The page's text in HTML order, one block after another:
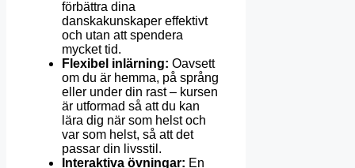
förbättra dina
danskakunskaper effektivt
och utan att spendera
mycket tid.
Flexibel inlärning: Oavsett
om du är hemma, på språng
eller under din rast – kursen
är utformad så att du kan
lära dig när som helst och
var som helst, så att det
passar din livsstil.
Interaktiva övningar: En